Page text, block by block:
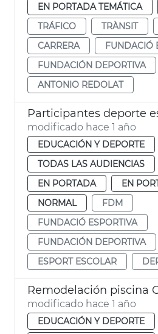
EN PORTADA TEMÁTICA
TRÁFICO
TRÀNSIT
CARRERA
FUNDACIÓ
FUNDACIÓN DEPORTIVA
ANTONIO REDOLAT
Participantes deporte
modificado hace 1 año
EDUCACIÓN Y DEPORTE
TODAS LAS AUDIENCIAS
EN PORTADA
EN
NORMAL
FDM
FUNDACIÓ ESPORTIVA
FUNDACIÓN DEPORTIVA
ESPORT ESCOLAR
modificado hace 1 año
EDUCACIÓN Y DEPORTE